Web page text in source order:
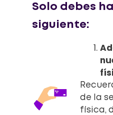
Solo debes
siguiente:
de la
física,